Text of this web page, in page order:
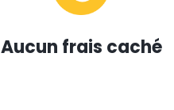
Aucun frais caché